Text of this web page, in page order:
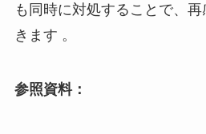
も同時に対処することで、
きます 。
参照資料：